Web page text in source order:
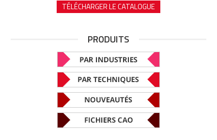
TÉLÉCHARGER LE CATALOGUE
PRODUITS